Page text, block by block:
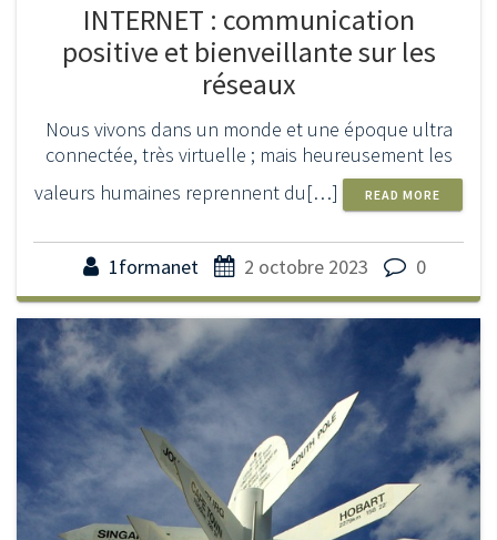
INTERNET : communication
positive et bienveillante sur les
réseaux
Nous vivons dans un monde et une époque ultra
connectée, très virtuelle ; mais heureusement les
valeurs humaines reprennent du[…]
READ MORE
1formanet 2 octobre 2023 0